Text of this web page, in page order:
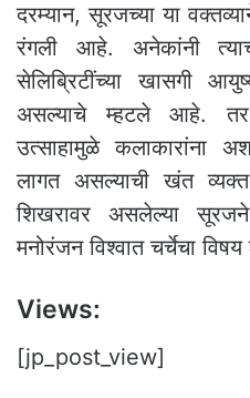
दरम्यान, सूरजच्या या
रंगली आहे. अनेकांनी
सेलिब्रिटींच्या खासगी
असल्याचे म्हटले आहे. तर
उत्साहामुळे कलाकारांना
लागत असल्याची खंत
शिखरावर असलेल्या
मनोरंजन विश्वात चर्चेचा
Views:
[jp_post_view]